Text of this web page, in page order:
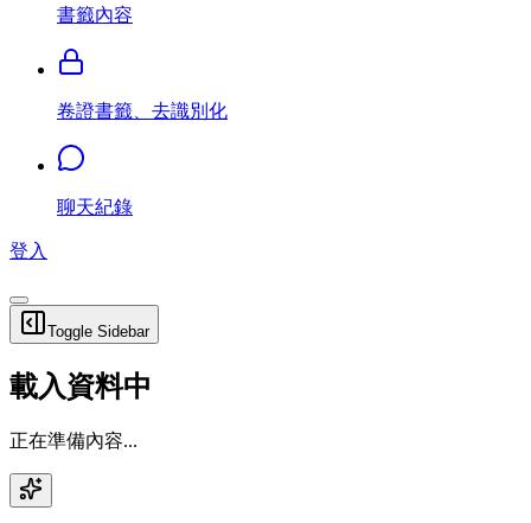
書籤內容
卷證書籤、去識別化
聊天紀錄
登入
Toggle Sidebar
載入資料中
正在準備內容...